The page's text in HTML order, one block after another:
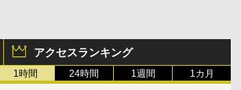
アクセスランキング
1時間 24時間 1週間 1カ月